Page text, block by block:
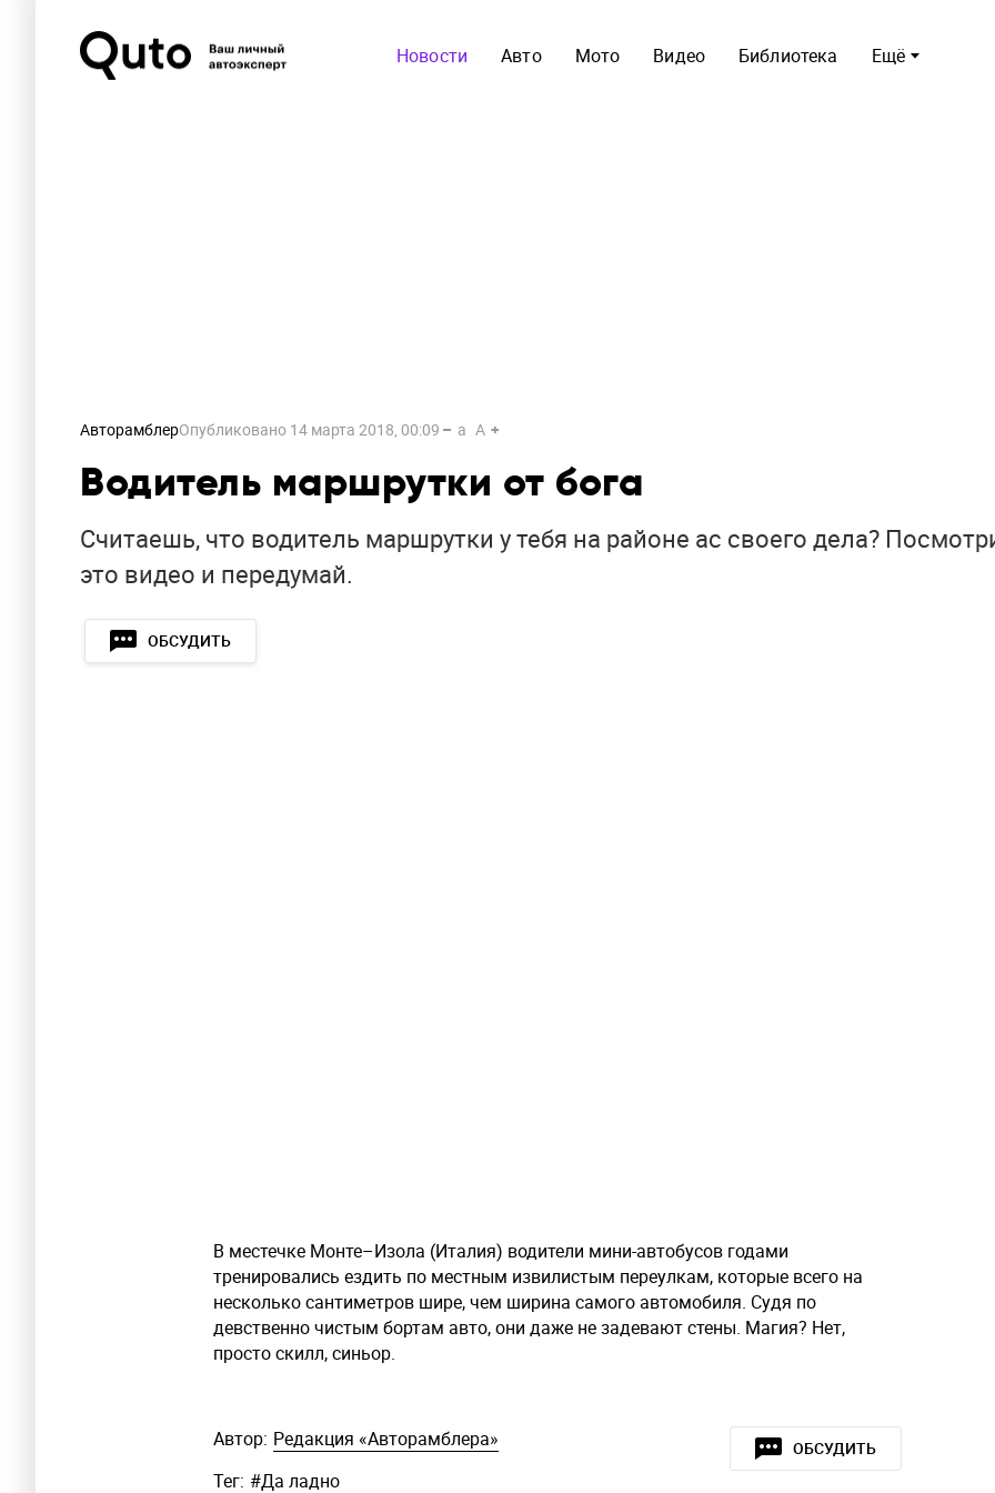
Ещё
Новости Авто Мото Видео Библиотека
АвторамблерОпубликовано 14 марта 2018, 00:09 a A
Водитель маршрутки от бога
Считаешь, что водитель маршрутки у тебя на районе ас своего дела?
это видео и передумай.
ОБСУДИТЬ
В местечке Монте–Изола (Италия) водители мини-автобусов годами
тренировались ездить по местным извилистым переулкам, которые всего на
несколько сантиметров шире, чем ширина самого автомобиля. Судя по
девственно чистым бортам авто, они даже не задевают стены. Магия? Нет,
просто скилл, синьор.
ОБСУДИТЬ
Автор: Редакция «Авторамблера»
Тег: #Да ладно